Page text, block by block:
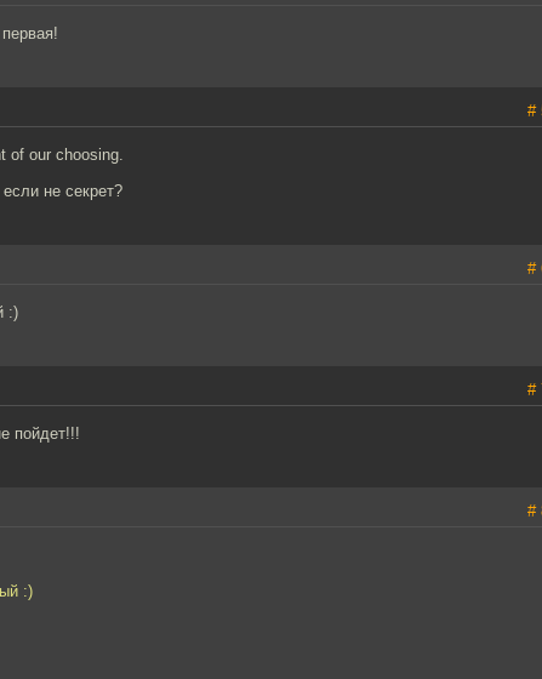
#
of our choosing.
не секрет?
#
:)
#
пойдет!!!
#
:)